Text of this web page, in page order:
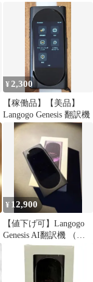
ルム＆専用ケース付)
¥ 2,300
【稼働品】【美品】
Langogo Genesis 翻訳機
¥ 12,900
【値下げ可】Langogo
Genesis AI翻訳機 （オ
フライン通訳可）